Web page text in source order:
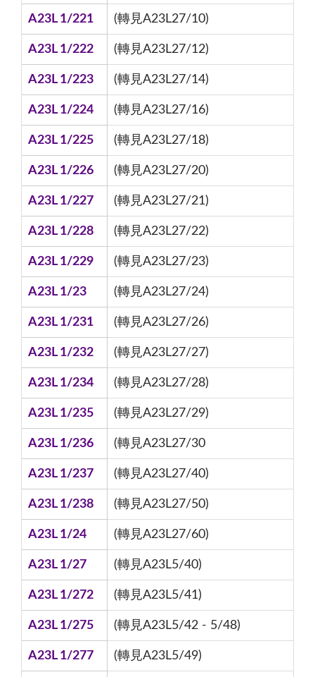
A23L 1/221 (轉見A23L27/10)
A23L 1/222 (轉見A23L27/12)
A23L 1/223 (轉見A23L27/14)
A23L 1/224 (轉見A23L27/16)
A23L 1/225 (轉見A23L27/18)
A23L 1/226 (轉見A23L27/20)
A23L 1/227 (轉見A23L27/21)
A23L 1/228 (轉見A23L27/22)
A23L 1/229 (轉見A23L27/23)
A23L 1/23 (轉見A23L27/24)
A23L 1/231 (轉見A23L27/26)
A23L 1/232 (轉見A23L27/27)
A23L 1/234 (轉見A23L27/28)
A23L 1/235 (轉見A23L27/29)
A23L 1/236 (轉見A23L27/30
A23L 1/237 (轉見A23L27/40)
A23L 1/238 (轉見A23L27/50)
A23L 1/24 (轉見A23L27/60)
A23L 1/27 (轉見A23L5/40)
A23L 1/272 (轉見A23L5/41)
A23L 1/275 (轉見A23L5/42 - 5/48)
A23L 1/277 (轉見A23L5/49)